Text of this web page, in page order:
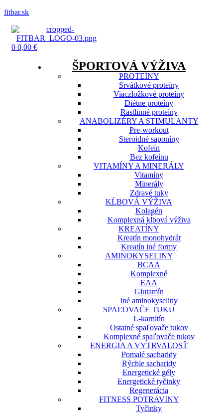
fitbar.sk
Menu
0 0,00 €
ŠPORTOVÁ VÝŽIVA
PROTEÍNY
Srvátkové proteíny
Viaczložkové proteíny
Diétne proteíny
Rastlinné proteíny
ANABOLIZÉRY A STIMULANTY
Pre-workout
Steroidné saponíny
Kofeín
Bez kofeínu
VITAMÍNY A MINERÁLY
Vitamíny
Minerály
Zdravé tuky
KĹBOVÁ VÝŽIVA
Kolagén
Komplexná kĺbová výživa
KREATÍNY
Kreatín monohydrát
Kreatín iné formy
AMINOKYSELINY
BCAA
Komplexné
EAA
Glutamín
Iné aminokyseliny
SPAĽOVAČE TUKU
L-karnitín
Ostatné spaľovače tukov
Komplexné spaľovače tukov
ENERGIA A VYTRVALOSŤ
Pomalé sacharidy
Rýchle sacharidy
Energetické gély
Energetické tyčinky
Regenerácia
FITNESS POTRAVINY
Tyčinky